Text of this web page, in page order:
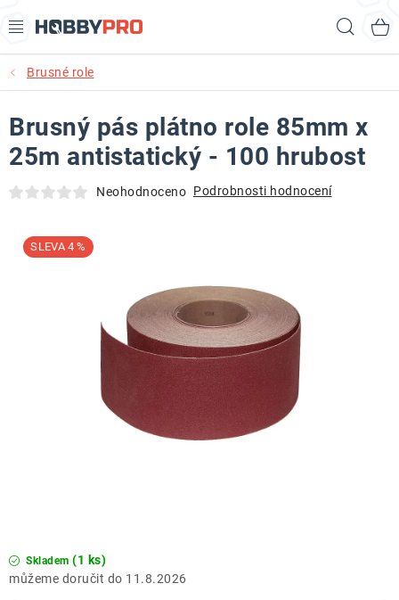
na
AKCE
PRODUKTY
PRODUKTY RECORD POWER
NOVINKY
KURZY SOUSTRUŽENÍ DŘEVA
Brusné role
Skladem (1 ks)
11.8.2026
Brusný pás plátno role 85mm x
25m antistatický - 100 hrubost
Neohodnoceno Podrobnosti hodnocení
4 %